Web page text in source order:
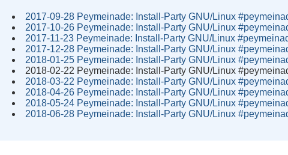
2017-09-28 Peymeinade: Install-Party GNU/Linux
2017-10-26 Peymeinade: Install-Party GNU/Linux
2017-11-23 Peymeinade: Install-Party GNU/Linux
2017-12-28 Peymeinade: Install-Party GNU/Linux
2018-01-25 Peymeinade: Install-Party GNU/Linux
2018-02-22 Peymeinade: Install-Party GNU/Linux
2018-03-22 Peymeinade: Install-Party GNU/Linux
2018-04-26 Peymeinade: Install-Party GNU/Linux
2018-05-24 Peymeinade: Install-Party GNU/Linux
2018-06-28 Peymeinade: Install-Party GNU/Linux